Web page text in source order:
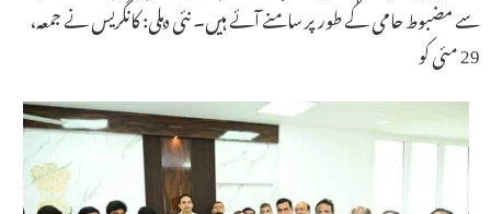
سے مضبوط حامی کے طور پر سامنے آئے ہیں۔ نئی دہلی: کانگریس نے جمعہ،
29 مئی کو